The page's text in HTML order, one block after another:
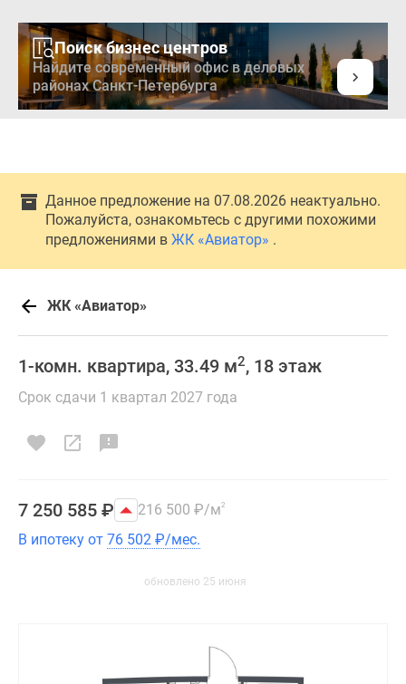
Поиск бизнес центров
Найдите современный офис в деловых
районах Санкт-Петербурга
Данное предложение на 07.08.2026 неактуально.
Пожалуйста, ознакомьтесь с другими похожими
предложениями в ЖК «Авиатор» .
ЖК «Авиатор»
1-комн. квартира, 33.49 м2, 18 этаж
Срок сдачи 1 квартал 2027 года
7 250 585 ₽ 216 500 ₽/м2
В ипотеку от 76 502 ₽/мес.
обновлено 25 июня